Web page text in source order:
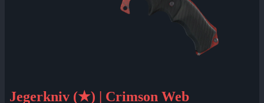
Jegerkniv (★) | Crimson Web